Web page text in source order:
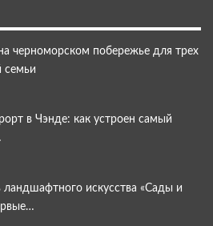
черноморском побережье для трех
семьи
в Чэнде: как устроен самый
ландшафтного искусства «Сады и